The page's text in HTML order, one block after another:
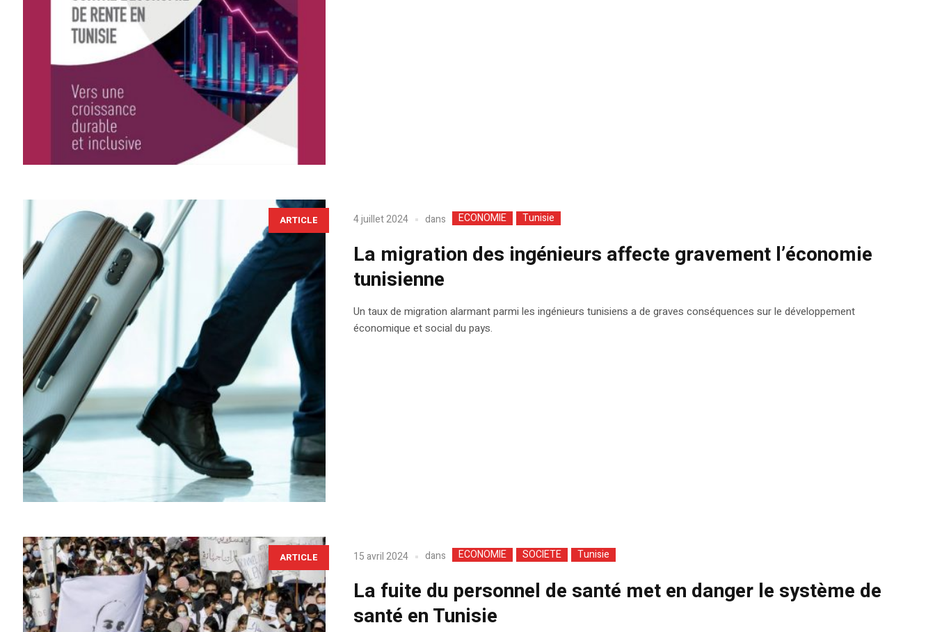
ARTICLE 4 juillet 2024 dans ECONOMIE Tunisie
La migration des ingénieurs affecte gravement l’économie
tunisienne
Un taux de migration alarmant parmi les ingénieurs tunisiens a de graves conséquences sur le développement
économique et social du pays.
ARTICLE 15 avril 2024 dans ECONOMIE SOCIETE Tunisie
La fuite du personnel de santé met en danger le système de
santé en Tunisie